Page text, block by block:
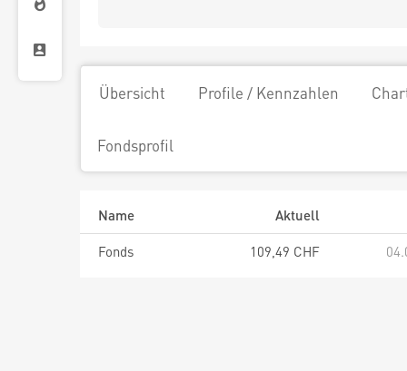
Übersicht Profile / Kennzahlen
Fondsprofil
Name
Aktuell
Fonds
109,49 CHF